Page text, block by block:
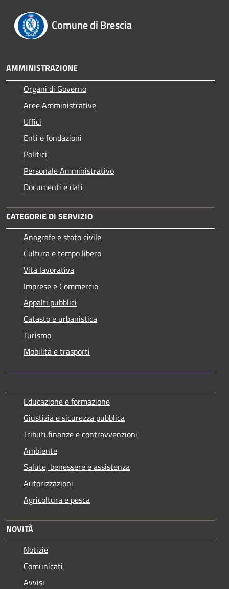
Comune di Brescia
AMMINISTRAZIONE
Organi di Governo
Aree Amministrative
Uffici
Enti e fondazioni
Politici
Personale Amministrativo
Documenti e dati
CATEGORIE DI SERVIZIO
Anagrafe e stato civile
Cultura e tempo libero
Vita lavorativa
Imprese e Commercio
Appalti pubblici
Catasto e urbanistica
Turismo
Mobilità e trasporti
Educazione e formazione
Giustizia e sicurezza pubblica
Tributi,finanze e contravvenzioni
Ambiente
Salute, benessere e assistenza
Autorizzazioni
Agricoltura e pesca
NOVITÀ
Notizie
Comunicati
Avvisi